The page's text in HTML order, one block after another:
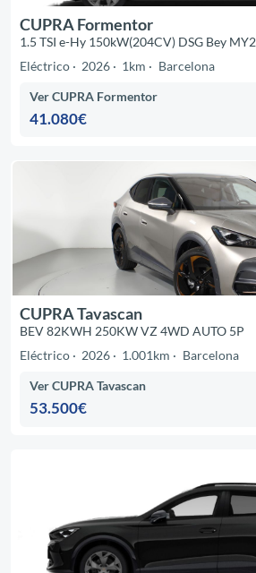
CUPRA Formentor
1.5 TSI e-Hy 150kW(204CV) DSG Bey
Eléctrico
2026 1km Barcelona
Ver CUPRA Formentor
41.080€
CUPRA Tavascan
BEV 82KWH 250KW VZ 4WD AUTO 5P
Eléctrico
2026 1.001km Barcelona
Ver CUPRA Tavascan
53.500€